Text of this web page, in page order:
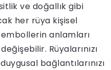
ve doğallık gibi
her rüya kişisel
anlamları
Rüyalarınızı
bağlantılarınızı